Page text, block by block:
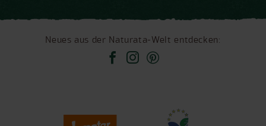
Neues aus der Naturata-Welt entdecken: